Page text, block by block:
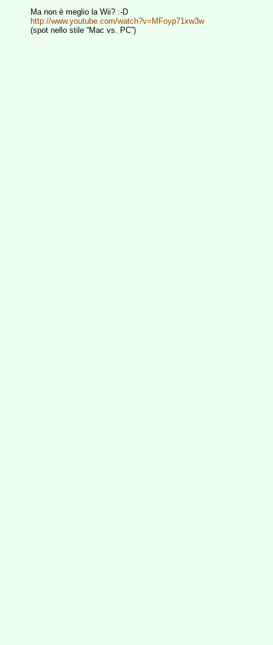
Ma non è meglio la Wii? :-D
http://www.youtube.com/watch?v=MFoyp71xw3w
(spot nello stile “Mac vs. PC”)